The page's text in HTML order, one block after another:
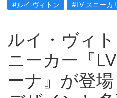
#ルイ·ヴィトン #LV スニーカ
ルイ・ヴィ
ニーカー『
ーナ』が登